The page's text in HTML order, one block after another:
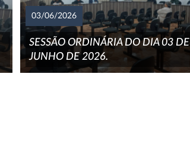
03/06/2026
SESSÃO ORDINÁRIA DO DIA 03 DE
JUNHO DE 2026.